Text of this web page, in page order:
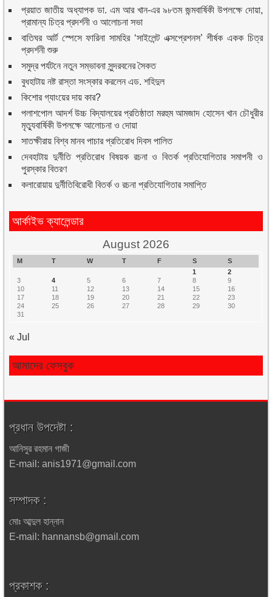
প্রয়াত জাতীয় অধ্যাপক ডা. এম আর খান-এর ৯৮তম জন্মবার্ষিকী উপলক্ষে দোয়া,
প্রামান্য চিত্র প্রদর্শনী ও আলোচনা সভা
বাতিঘর আর্ট স্পেসে ফারিনা সামহির ‘সাইলেন্ট এক্সপ্রেশনস’ শীর্ষক একক চিত্র
প্রদর্শনী শুরু
সমুদ্র পর্যটনে নতুন সম্ভাবনা সুন্দরবনের সৈকত
বুধহাটায় নষ্ট রাস্তা সংস্কার করলেন এড. শহিদুল
কিশোর গ্যাংয়ের দায় কার?
পলাশপোল আদর্শ উচ্চ বিদ্যালয়ের প্রতিষ্ঠাতা মরহুম আমজাদ হোসেন খান চৌধুরীর
মৃত্যুবার্ষিকী উপলক্ষে আলোচনা ও দোয়া
সাতক্ষীরায় বিশ্ব মানব পাচার প্রতিরোধ দিবস পালিত
দেবহাটায় দুর্নীতি প্রতিরোধ বিষয়ক রচনা ও বিতর্ক প্রতিযোগিতার সমাপনী ও
পুরস্কার বিতরণ
কলারোয়ায় দুর্নীতিবিরোধী বিতর্ক ও রচনা প্রতিযোগিতার সমাপ্তি
আর্কাইভ ক্যালেন্ডার
August 2026
M T W T F S
S
1
2
3
4 5 6 7 8
9
10
11 12 13 14 15
16
17
18 19 20 21 22
23
24
25 26 27 28 29
30
31
« Jul
আমাদের ফেসবুক
প্রধান উপদেষ্টা :
আনিসুর রহমান গাজী
E-mail: anis1971@gmail.com
সম্পাদক :
মোঃ আব্দুল হান্নান
E-mail: hannansb@gmail.com
প্রকাশক :